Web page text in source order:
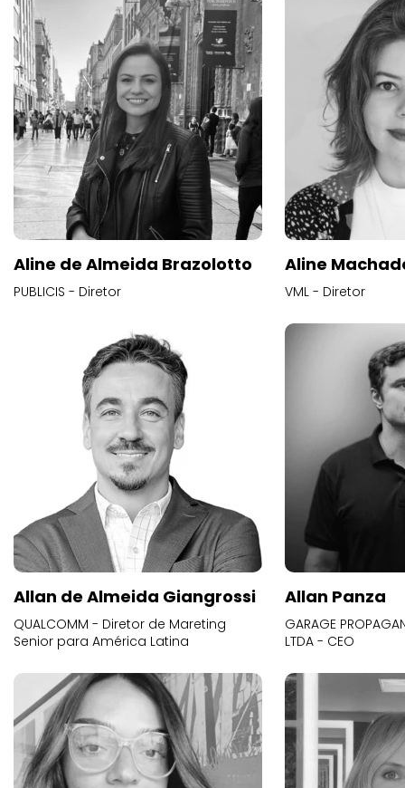
Aline de Almeida Brazolotto
PUBLICIS - Diretor
Aline
VML - Diretor
Allan de Almeida Giangrossi
QUALCOMM - Diretor de Mareting
Senior para América Latina
Allan Panza
GARAGE
LTDA - CEO